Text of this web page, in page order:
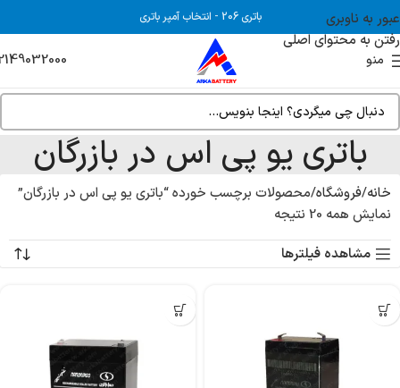
عبور به ناوبری
رفتن به محتوای اصلی
باتری 206 - انتخاب آمپر باتری
منو
باتری یو پی اس در بازرگان
خانه فروشگاه محصولات برچسب خورده “باتری یو پی اس در بازرگان”
نمایش همه 20 نتیجه
مشاهده فیلترها